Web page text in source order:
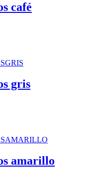
café
gris
amarillo